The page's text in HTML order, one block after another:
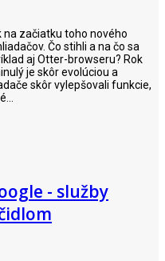
na začiatku toho nového
Čo stihli a na čo sa
aj Otter-browseru? Rok
je skôr evolúciou a
skôr vylepšovali funkcie,
- služby